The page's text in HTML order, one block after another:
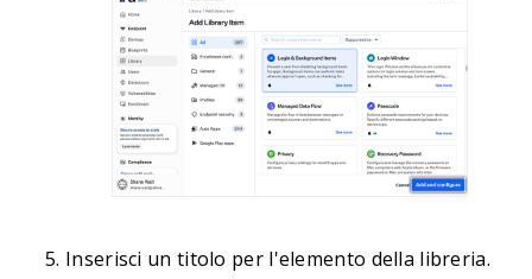
Inserisci un titolo per l'elemento della libreria.